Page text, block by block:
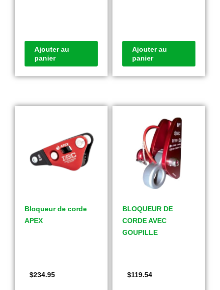
Ajouter au
panier
Ajouter au
panier
Bloqueur de corde
APEX
$234.95
BLOQUEUR DE
CORDE AVEC
GOUPILLE
$119.54